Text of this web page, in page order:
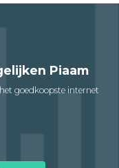
Piaam
goedkoopste internet